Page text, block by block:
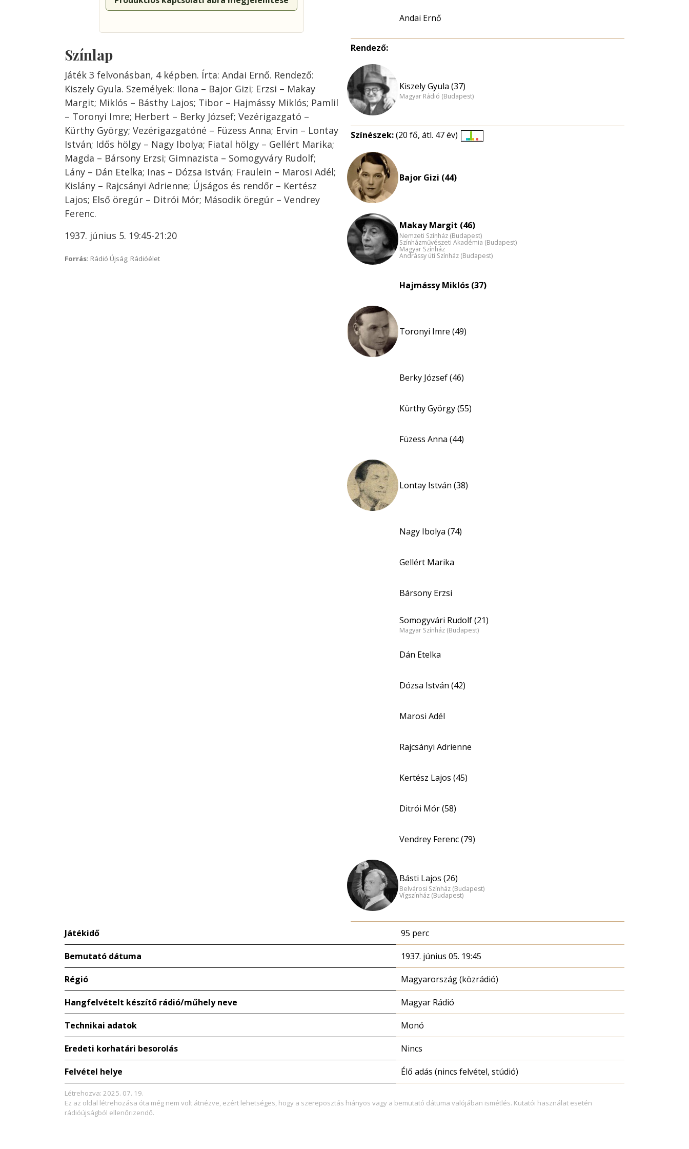
Színlap
Játék 3 felvonásban, 4 képben. Írta: Andai Ernő. Rendező:
Kiszely Gyula. Személyek: Ilona – Bajor Gizi; Erzsi – Makay
Margit; Miklós – Básthy Lajos; Tibor – Hajmássy Miklós; Pamlil
– Toronyi Imre; Herbert – Berky József; Vezérigazgató –
Kürthy György; Vezérigazgatóné – Füzess Anna; Ervin – Lontay
István; Idős hölgy – Nagy Ibolya; Fiatal hölgy – Gellért Marika;
Magda – Bársony Erzsi; Gimnazista – Somogyváry Rudolf;
Lány – Dán Etelka; Inas – Dózsa István; Fraulein – Marosi Adél;
Kislány – Rajcsányi Adrienne; Újságos és rendőr – Kertész
Lajos; Első öregúr – Ditrói Mór; Második öregúr – Vendrey
Ferenc.
1937. június 5. 19:45-21:20
Forrás: Rádió Újság; Rádióélet
Andai Ernő
Rendező:
Kiszely Gyula (37)
Magyar Rádió (Budapest)
Színészek:(20 fő, átl. 47 év)
Bajor Gizi (44)
Makay Margit (46)
Nemzeti Színház (Budapest)
Színházművészeti Akadémia (Budapest)
Magyar Színház
Andrássy úti Színház (Budapest)
Hajmássy Miklós (37)
Toronyi Imre (49)
Berky József (46)
Kürthy György (55)
Füzess Anna (44)
Lontay István (38)
Nagy Ibolya (74)
Gellért Marika
Bársony Erzsi
Somogyvári Rudolf (21)
Magyar Színház (Budapest)
Dán Etelka
Dózsa István (42)
Marosi Adél
Rajcsányi Adrienne
Kertész Lajos (45)
Ditrói Mór (58)
Vendrey Ferenc (79)
Básti Lajos (26)
Belvárosi Színház (Budapest)
Vígszínház (Budapest)
Játékidő 95 perc
Bemutató dátuma 1937. június 05. 19:45
Régió Magyarország (közrádió)
Hangfelvételt készítő rádió/műhely neve Magyar Rádió
Technikai adatok Monó
Eredeti korhatári besorolás Nincs
Felvétel helye Élő adás (nincs felvétel, stúdió)
Létrehozva: 2025. 07. 19.
Ez az oldal létrehozása óta még nem volt átnézve, ezért lehetséges, hogy a szereposztás hiányos vagy a bemutató dátuma valójában ismétlés. Kutatói használat esetén
rádióújságból ellenőrizendő.